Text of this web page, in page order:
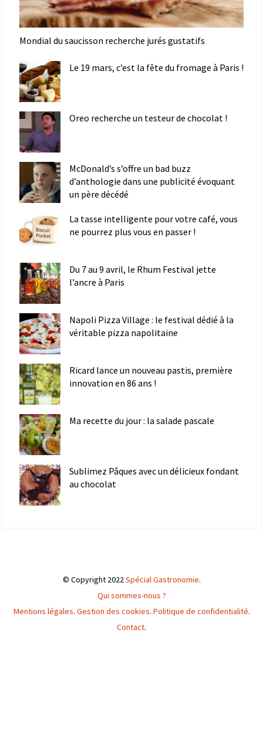
Mondial du saucisson recherche jurés gustatifs
Le 19 mars, c’est la fête du fromage à Paris !
Oreo recherche un testeur de chocolat !
McDonald’s s’offre un bad buzz
d’anthologie dans une publicité évoquant
un père décédé
La tasse intelligente pour votre café, vous
ne pourrez plus vous en passer !
Du 7 au 9 avril, le Rhum Festival jette
l’ancre à Paris
Napoli Pizza Village : le festival dédié à la
véritable pizza napolitaine
Ricard lance un nouveau pastis, première
innovation en 86 ans !
Ma recette du jour : la salade pascale
Sublimez Pâques avec un délicieux fondant
au chocolat
© Copyright 2022Spécial Gastronomie.
Qui sommes-nous ?
Mentions légales. Gestion des cookies. Politique de confidentialité.
Contact.